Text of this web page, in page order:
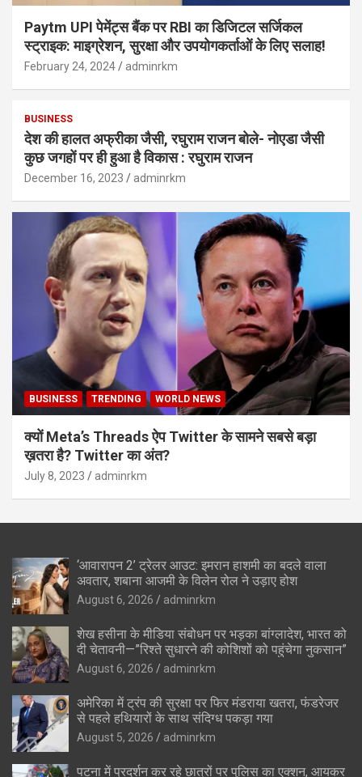
Paytm UPI पेमेंट्स बैंक पर RBI का डिजिटल सर्जिकल
स्ट्राइक: माइग्रेशन, सुरक्षा और उपयोगकर्ताओं के लिए सलाह!
February 24, 2024 adminrkm
BUSINESS
देश की हालत अफ्रीका जैसी, रघुराम राजन बोले- नोएडा जैसी
कुछ जगहों पर ही हुआ है विकास : रघुराम राजन
December 16, 2023 adminrkm
BUSINESS TRENDING WORLD NEWS
क्यों Meta’s Threads ऐप Twitter के सामने सबसे बड़ा
ख़तरा है? Twitter का अंत?
July 8, 2023 adminrkm
‘आवारापन 2’ ट्रेलर आउट: इमरान हाशमी का बदले वाला
अवतार, शबाना आजमी के विलेन रोल ने उड़ाए होश
August 6, 2026 adminrkm
शेख हसीना के मीडिया संबोधन पर भड़का बांग्लादेश, भारत को
दी चेतावनी—”रिश्ते सुधारने की कोशिशों को पहुंचेगा नुकसान”
August 6, 2026 adminrkm
अमेरिका में ट्रंप की सुरक्षा पर फिर मंडराया खतरा, फंडरेजर
से पहले हथियारों के साथ संदिग्ध पकड़ा गया
August 5, 2026 adminrkm
पटना में प्रदर्शन कर रहे छात्रों पर पुलिस का एक्शन, आयकर